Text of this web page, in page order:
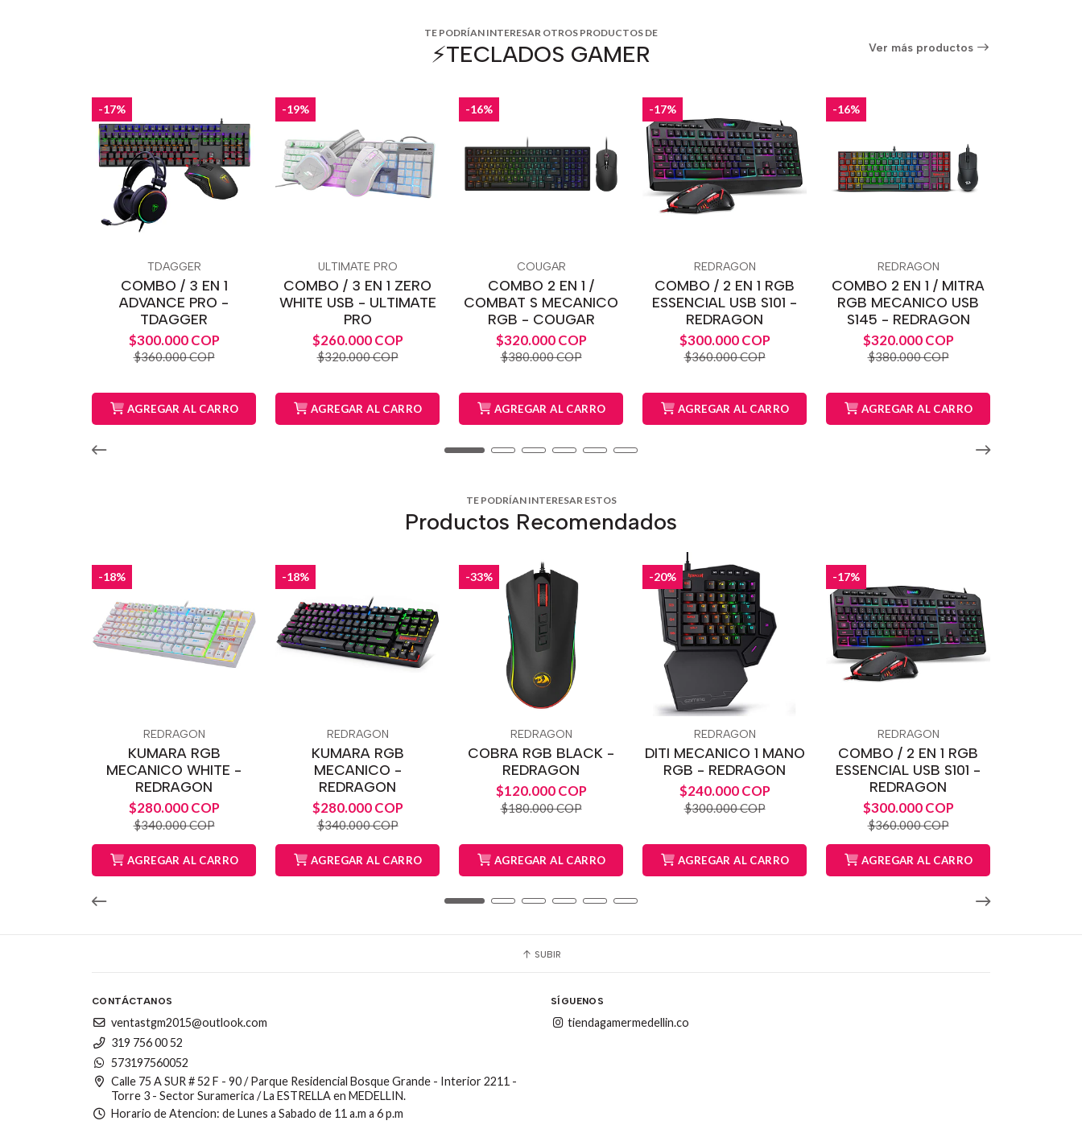
TE PODRÍAN INTERESAR OTROS PRODUCTOS DE
⚡️TECLADOS GAMER Ver más productos
-17%
TDAGGER
COMBO / 3 EN 1
ADVANCE PRO -
TDAGGER
$300.000 COP
$360.000 COP
AGREGAR AL CARRO
-19%
ULTIMATE PRO
COMBO / 3 EN 1 ZERO
WHITE USB - ULTIMATE
PRO
$260.000 COP
$320.000 COP
AGREGAR AL CARRO
-16%
COUGAR
COMBO 2 EN 1 /
COMBAT S MECANICO
RGB - COUGAR
$320.000 COP
$380.000 COP
AGREGAR AL CARRO
-17%
REDRAGON
COMBO / 2 EN 1 RGB
ESSENCIAL USB S101 -
REDRAGON
$300.000 COP
$360.000 COP
AGREGAR AL CARRO
-16%
REDRAGON
COMBO 2 EN 1 / MITRA
RGB MECANICO USB
S145 - REDRAGON
$320.000 COP
$380.000 COP
AGREGAR AL CARRO
TE PODRÍAN INTERESAR ESTOS
Productos Recomendados
-18%
REDRAGON
KUMARA RGB
MECANICO WHITE -
REDRAGON
$280.000 COP
$340.000 COP
AGREGAR AL CARRO
-18%
REDRAGON
KUMARA RGB
MECANICO -
REDRAGON
$280.000 COP
$340.000 COP
AGREGAR AL CARRO
-33%
REDRAGON
COBRA RGB BLACK -
REDRAGON
$120.000 COP
$180.000 COP
AGREGAR AL CARRO
-20%
REDRAGON
DITI MECANICO 1 MANO
RGB - REDRAGON
$240.000 COP
$300.000 COP
AGREGAR AL CARRO
-17%
REDRAGON
COMBO / 2 EN 1 RGB
ESSENCIAL USB S101 -
REDRAGON
$300.000 COP
$360.000 COP
AGREGAR AL CARRO
SUBIR
CONTÁCTANOS
ventastgm2015@outlook.com
319 756 00 52
573197560052
Calle 75 A SUR # 52 F - 90 / Parque Residencial Bosque Grande - Interior 2211 -
Torre 3 - Sector Suramerica / La ESTRELLA en MEDELLIN.
Horario de Atencion: de Lunes a Sabado de 11 a.m a 6 p.m
SÍGUENOS
tiendagamermedellin.co